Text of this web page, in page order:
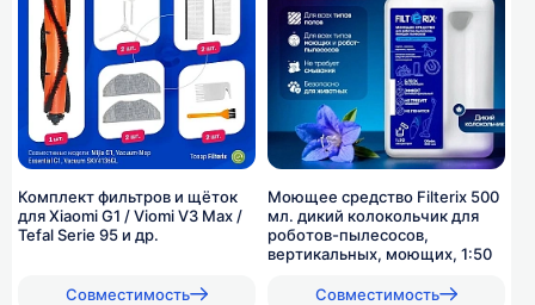
Комплект фильтров и щёток
для Xiaomi G1 / Viomi V3 Max /
Tefal Serie 95 и др.
Совместимость
Моющее средство Filterix 500
мл. дикий колокольчик для
роботов-пылесосов,
вертикальных, моющих, 1:50
Совместимость